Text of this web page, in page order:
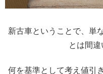
新古車ということで、単
とは間違
何を基準として考え値引